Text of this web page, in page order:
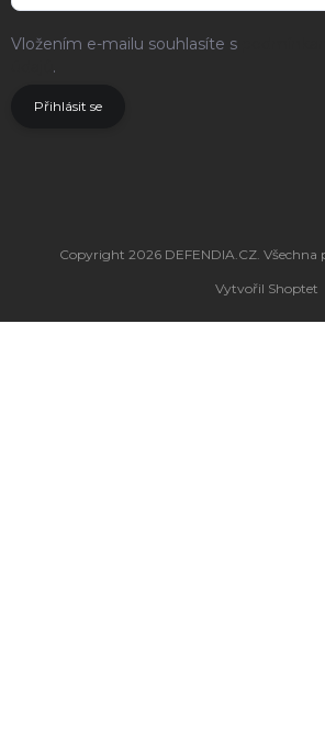
Vložením e-mailu souhlasíte s
.
Přihlásit se
Vytvořil Shoptet
Copyright 2026 DEFENDIA.CZ. Všechna